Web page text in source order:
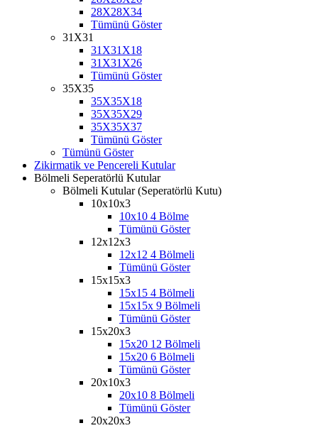
28X28X34
Tümünü Göster
31X31
31X31X18
31X31X26
Tümünü Göster
35X35
35X35X18
35X35X29
35X35X37
Tümünü Göster
Tümünü Göster
Zikirmatik ve Pencereli Kutular
Bölmeli Seperatörlü Kutular
Bölmeli Kutular (Seperatörlü Kutu)
10x10x3
10x10 4 Bölme
Tümünü Göster
12x12x3
12x12 4 Bölmeli
Tümünü Göster
15x15x3
15x15 4 Bölmeli
15x15x 9 Bölmeli
Tümünü Göster
15x20x3
15x20 12 Bölmeli
15x20 6 Bölmeli
Tümünü Göster
20x10x3
20x10 8 Bölmeli
Tümünü Göster
20x20x3